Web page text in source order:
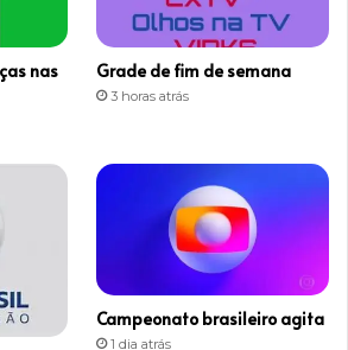
nas
Grade de fim de semana
3 horas atrás
Campeonato brasileiro agita
1 dia atrás